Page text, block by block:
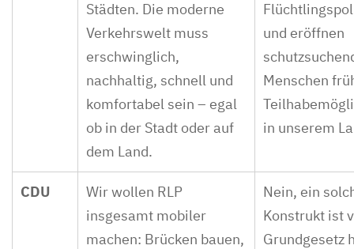
Städten. Die moderne
Verkehrswelt muss
erschwinglich,
nachhaltig, schnell und
komfortabel sein – egal
ob in der Stadt oder auf
dem Land.
und eröffnen
Menschen
in unserem
CDU
Wir wollen RLP
insgesamt mobiler
machen: Brücken bauen,
Nein, ein
Konstrukt ist
Grundgesetz